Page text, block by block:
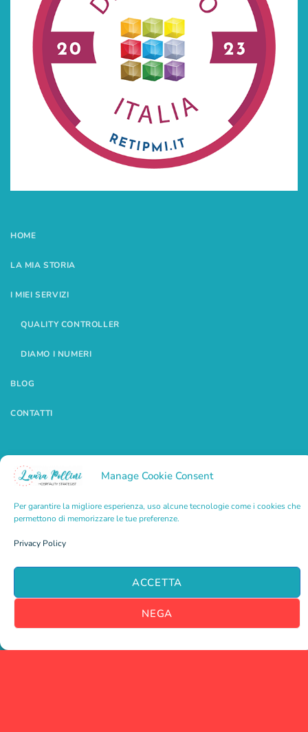
Manage Cookie Consent
Per garantire la migliore esperienza, uso alcune tecnologie come i cookies che
permettono di memorizzare le tue preferenze.
Privacy Policy
ACCETTA
NEGA
HOME
LA MIA STORIA
I MIEI SERVIZI
QUALITY CONTROLLER
DIAMO I NUMERI
BLOG
CONTATTI
EVENTI
PRIVACY POLICY
Risorse e informazioni per rimanere sempre aggiornato e
migliorare la produttività del tuo albergo